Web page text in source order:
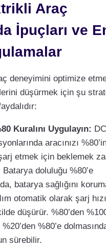
Araç
İpuçları ve
deneyimini optimize
düşürmek için şu
Kuralını Uygulayın:
aracınızı
etmek için beklemek
Batarya doluluğu %80’e
batarya sağlığını
otomatik olarak şarj
düşürür. %80’den
%80’e
sürebilir.